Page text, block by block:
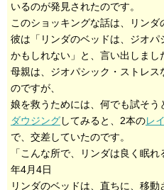
いるのが発見されたのです。
このショッキングな話は、リンダ
彼は「リンダのベッドは、ジオ
かもしれない」と、言い出しまし
母親は、ジオパシック・ストレ
のですが、
娘を救うためには、何でも試そう
ダウジングしてみると、2本のレ
で、交差していたのです。
「こんな所で、リンダは良く眠
年4月4日
リンダのベッドは、直ちに、移動